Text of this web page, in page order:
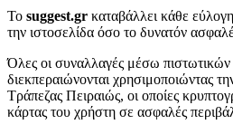
Το suggest.gr καταβάλλει κάθε
την ιστοσελίδα όσο το δυνατόν
Όλες οι συναλλαγές μέσω πιστωτικών
διεκπεραιώνονται χρησιμοποιώντας
Τράπεζας Πειραιώς, οι οποίες
κάρτας του χρήστη σε ασφαλές